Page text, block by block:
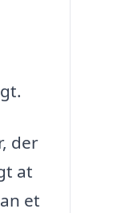
der
at
et